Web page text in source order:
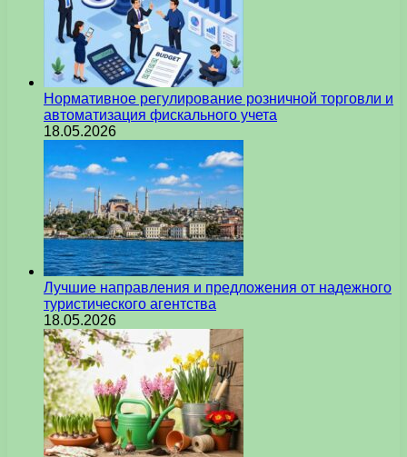
Нормативное регулирование розничной торговли и
автоматизация фискального учета
18.05.2026
Лучшие направления и предложения от надежного
туристического агентства
18.05.2026